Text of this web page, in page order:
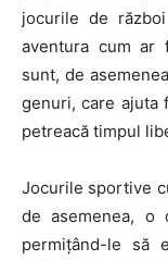
jocurile de
aventura cum ar
sunt, de
genuri, care ajuta
petreacă timpul
Jocurile sportive
de asemenea, o
permițând-le să